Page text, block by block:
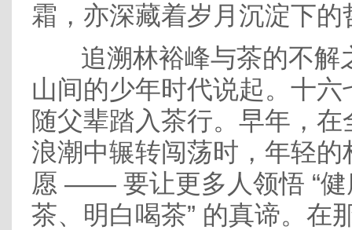
霜，亦深藏着岁月沉淀下的
追溯林裕峰与茶的不解
山间的少年时代说起。十
随父辈踏入茶行。早年，
浪潮中辗转闯荡时，年轻
愿 —— 要让更多人领悟 “健
茶、明白喝茶” 的真谛。在